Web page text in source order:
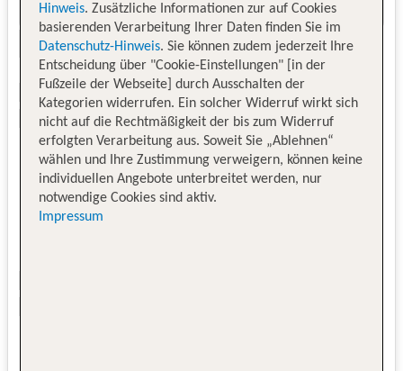
Hinweis. Zusätzliche Informationen zur auf Cookies
basierenden Verarbeitung Ihrer Daten finden Sie im
Datenschutz-Hinweis. Sie können zudem jederzeit Ihre
Entscheidung über "Cookie-Einstellungen" [in der
Fußzeile der Webseite] durch Ausschalten der
Kategorien widerrufen. Ein solcher Widerruf wirkt sich
nicht auf die Rechtmäßigkeit der bis zum Widerruf
erfolgten Verarbeitung aus. Soweit Sie „Ablehnen“
wählen und Ihre Zustimmung verweigern, können keine
individuellen Angebote unterbreitet werden, nur
notwendige Cookies sind aktiv.
Impressum